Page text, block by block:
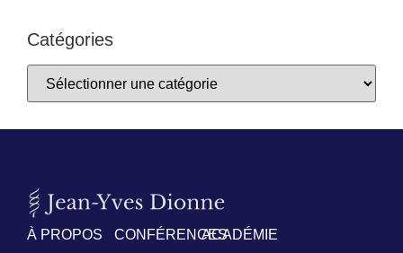
Catégories
À PROPOS
CONFÉRENCESACADÉMIE